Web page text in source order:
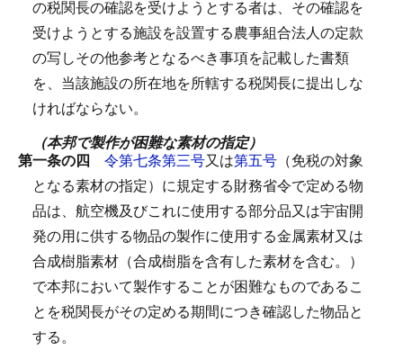
の税関長の確認を受けようとする者は、その確認を
受けようとする施設を設置する農事組合法人の定款
の写しその他参考となるべき事項を記載した書類
を、当該施設の所在地を所轄する税関長に提出しな
ければならない。
（本邦で製作が困難な素材の指定）
第一条の四 令第七条第三号又は第五号 （免税の対象
となる素材の指定）に規定する財務省令で定める物
品は、航空機及びこれに使用する部分品又は宇宙開
発の用に供する物品の製作に使用する金属素材又は
合成樹脂素材（合成樹脂を含有した素材を含む。）
で本邦において製作することが困難なものであるこ
とを税関長がその定める期間につき確認した物品と
する。